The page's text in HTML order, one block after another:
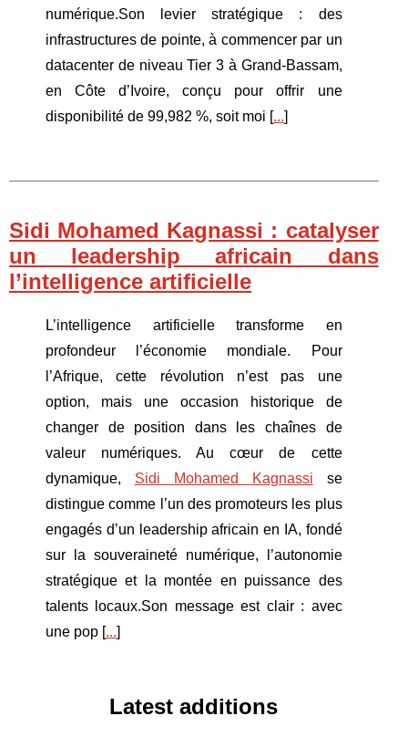
numérique.Son levier stratégique : des
infrastructures de pointe, à commencer par un
datacenter de niveau Tier 3 à Grand-Bassam,
en Côte d’Ivoire, conçu pour offrir une
disponibilité de 99,982 %, soit moi [...]
Sidi Mohamed Kagnassi : catalyser
un leadership africain dans
l’intelligence artificielle
L’intelligence artificielle transforme en
profondeur l’économie mondiale. Pour
l’Afrique, cette révolution n’est pas une
option, mais une occasion historique de
changer de position dans les chaînes de
valeur numériques. Au cœur de cette
dynamique, Sidi Mohamed Kagnassi se
distingue comme l’un des promoteurs les plus
engagés d’un leadership africain en IA, fondé
sur la souveraineté numérique, l’autonomie
stratégique et la montée en puissance des
talents locaux.Son message est clair : avec
une pop [...]
Latest additions